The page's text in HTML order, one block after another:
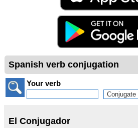
Spanish verb conjugation
Your verb
El Conjugador